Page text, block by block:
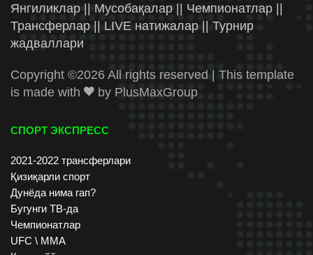
Янгиликлар || Мусобақалар || Чемпионатлар ||
Трансферлар || LIVE натижалар || Турнир
жадваллари
Copyright ©2026 All rights reserved | This template
is made with
by PlusMaxGroup
СПОРТ ЭКСПРЕСС
2021-2022 трансферлари
Қизиқарли спорт
Дунёда нима гап?
Бугунги ТВ-да
Чемпионатлар
UFC \ ММА